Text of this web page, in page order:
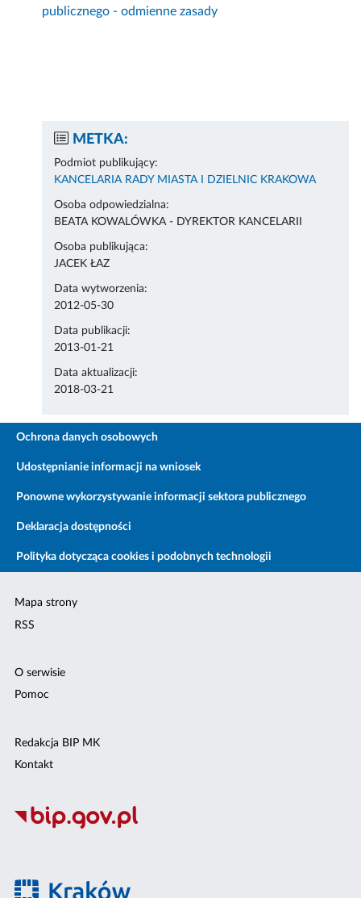
publicznego - odmienne zasady
METKA:
Podmiot publikujący:
KANCELARIA RADY MIASTA I DZIELNIC KRAKOWA
Osoba odpowiedzialna:
BEATA KOWALÓWKA - DYREKTOR KANCELARII
Osoba publikująca:
JACEK ŁAZ
Data wytworzenia:
2012-05-30
Data publikacji:
2013-01-21
Data aktualizacji:
2018-03-21
Ochrona danych osobowych
Udostępnianie informacji na wniosek
Ponowne wykorzystywanie informacji sektora publicznego
Deklaracja dostępności
Polityka dotycząca cookies i podobnych technologii
Mapa strony
RSS
O serwisie
Pomoc
Redakcja BIP MK
Kontakt